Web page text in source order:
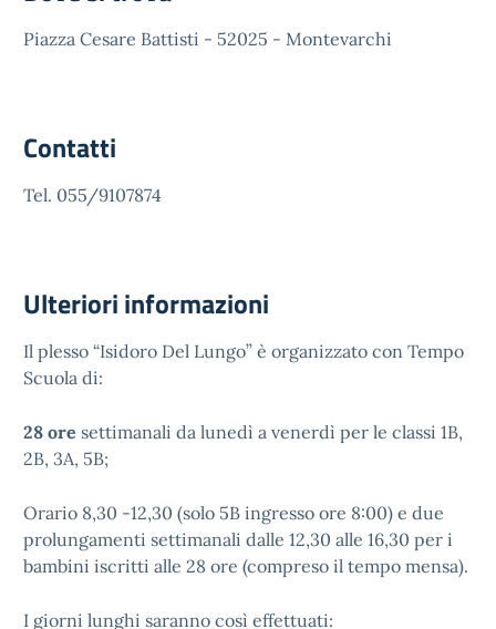
Piazza Cesare Battisti - 52025 - Montevarchi
Contatti
Tel. 055/9107874
Ulteriori informazioni
Il plesso “Isidoro Del Lungo” è organizzato con Tempo
Scuola di:
28 ore settimanali da lunedì a venerdì per le classi 1B,
2B, 3A, 5B;
Orario 8,30 -12,30 (solo 5B ingresso ore 8:00) e due
prolungamenti settimanali dalle 12,30 alle 16,30 per i
bambini iscritti alle 28 ore (compreso il tempo mensa).
I giorni lunghi saranno così effettuati: